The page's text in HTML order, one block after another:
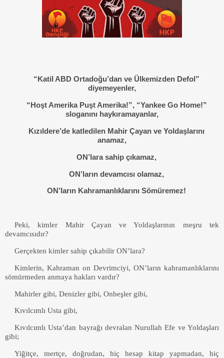
“Katil ABD Ortadoğu’dan ve Ülkemizden Defol”
diyemeyenler,
“Hoşt Amerika Puşt Amerika!”, “Yankee Go Home!”
sloganını haykıramayanlar,
Kızıldere’de katledilen Mahir Çayan ve Yoldaşlarını
anamaz,
ON’lara sahip çıkamaz,
ON’ların devamcısı olamaz,
ON’ların Kahramanlıklarını Sömüremez!
Peki, kimler Mahir Çayan ve Yoldaşlarının meşru tek
devamcısıdır?
Gerçekten kimler sahip çıkabilir ON’lara?
Kimlerin, Kahraman on Devrimciyi, ON’ların kahramanlıklarını
sömürmeden anmaya hakları vardır?
Mahirler gibi, Denizler gibi, Onbeşler gibi,
Kıvılcımlı Usta gibi,
Kıvılcımlı Usta’dan bayrağı devralan Nurullah Efe ve Yoldaşları
gibi;
Yiğitçe, mertçe, doğrudan, hiç hesap kitap yapmadan, hiç